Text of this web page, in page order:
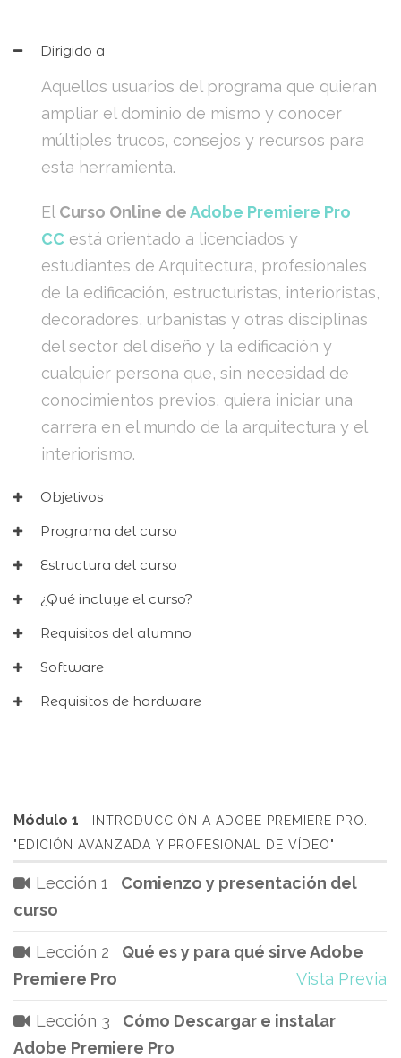
Dirigido a
Aquellos usuarios del programa que quieran
ampliar el dominio de mismo y conocer
múltiples trucos, consejos y recursos para
esta herramienta.
El Curso Online deAdobe Premiere Pro
CC está orientado a licenciados y
estudiantes de Arquitectura, profesionales
de la edificación, estructuristas, interioristas,
decoradores, urbanistas y otras disciplinas
del sector del diseño y la edificación y
cualquier persona que, sin necesidad de
conocimientos previos, quiera iniciar una
carrera en el mundo de la arquitectura y el
interiorismo.
Objetivos
Programa del curso
Estructura del curso
¿Qué incluye el curso?
Requisitos del alumno
Software
Requisitos de hardware
Módulo 1
INTRODUCCIÓN A ADOBE PREMIERE PRO.
"EDICIÓN AVANZADA Y PROFESIONAL DE VÍDEO"
Lección 1
Comienzo y presentación del
curso
Lección 2
Qué es y para qué sirve Adobe
Premiere Pro
Vista Previa
Lección 3
Cómo Descargar e instalar
Adobe Premiere Pro